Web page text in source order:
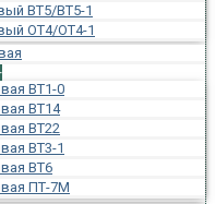
ВТ5/ВТ5-1
ОТ4/ОТ4-1
ВТ1-0
ВТ14
ВТ22
ВТ3-1
ВТ6
ПТ-7М